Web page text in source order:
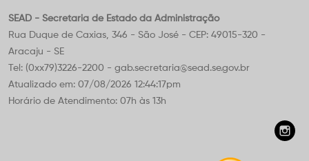
SEAD - Secretaria de Estado da Administração
Rua Duque de Caxias, 346 - São José - CEP: 49015-320 -
Aracaju - SE
Tel: (0xx79)3226-2200 - gab.secretaria@sead.se.gov.br
Atualizado em: 07/08/2026 12:44:17pm
Horário de Atendimento: 07h às 13h